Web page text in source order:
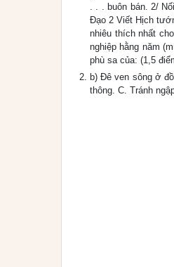
. . . buôn bán. 2/
Đạo 2 Viết Hịch
nhiêu thích nhất
nghiệp hằng năm
phù sa của: (1,5
b) Đê ven sông ở
thông. C. Tránh